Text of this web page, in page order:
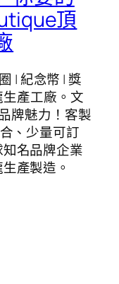
頂
| 紀念幣 | 獎
生產工廠。文
牌魅力！客製
、少量可訂
名品牌企業
產製造。